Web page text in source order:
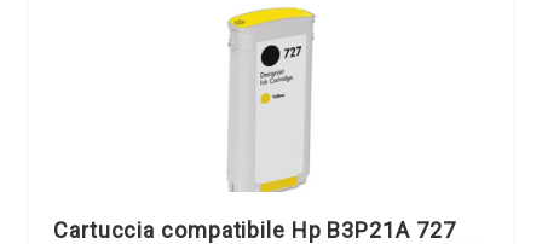
Cartuccia compatibile Hp B3P21A 727